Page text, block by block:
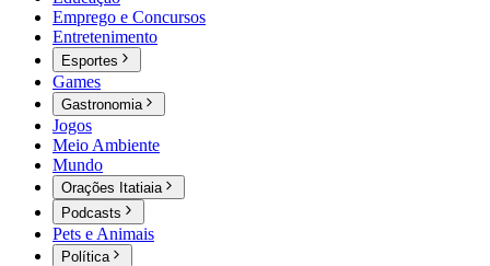
Emprego e Concursos
Entretenimento
Esportes
Games
Gastronomia
Jogos
Meio Ambiente
Mundo
Orações Itatiaia
Podcasts
Pets e Animais
Política